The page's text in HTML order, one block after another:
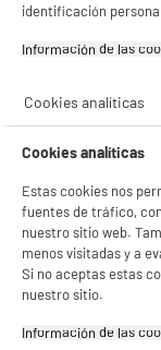
Hasta
Características
Marca
Tipo de producto
Colores
identificación
Información de las
Cookies analíticas
Cookies analíticas
Estas cookies nos
fuentes de tráfico,
nuestro sitio web.
menos visitadas y a
Si no aceptas estas
nuestro sitio.
Información de las